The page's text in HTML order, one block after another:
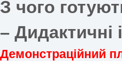
З чого
– Дидактичні
Демонстраційний